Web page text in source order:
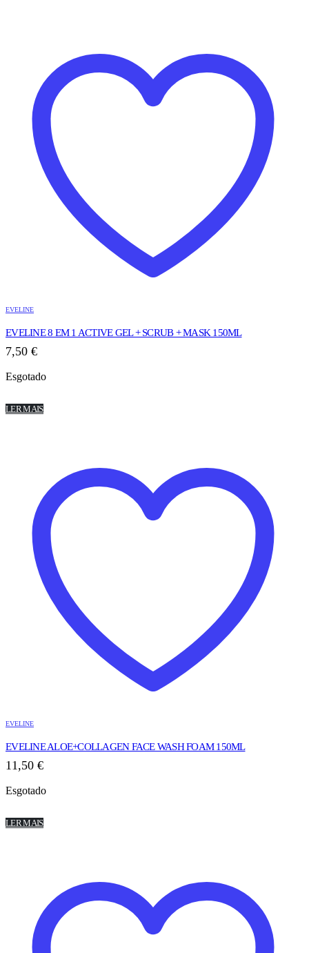
EVELINE
EVELINE 8 EM 1 ACTIVE GEL + SCRUB + MASK 150ML
7,50 €
Esgotado
LER MAIS
EVELINE
EVELINE ALOE+COLLAGEN FACE WASH FOAM 150ML
11,50 €
Esgotado
LER MAIS